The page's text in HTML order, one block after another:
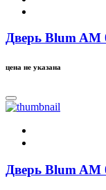
Дверь Blum AM
цена не указана
Дверь Blum AM